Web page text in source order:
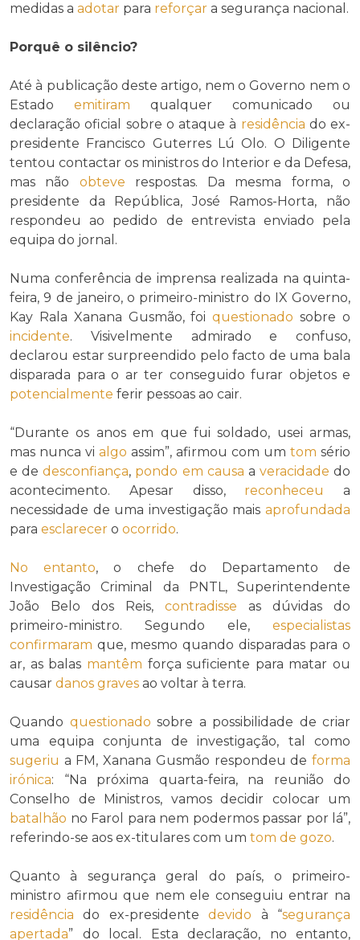
medidas a adotar para reforçar a segurança nacional.
Porquê o silêncio?
Até à publicação deste artigo, nem o Governo nem o
Estado emitiram qualquer comunicado ou
declaração oficial sobre o ataque à residência do ex-
presidente Francisco Guterres Lú Olo. O Diligente
tentou contactar os ministros do Interior e da Defesa,
mas não obteve respostas. Da mesma forma, o
presidente da República, José Ramos-Horta, não
respondeu ao pedido de entrevista enviado pela
equipa do jornal.
Numa conferência de imprensa realizada na quinta-
feira, 9 de janeiro, o primeiro-ministro do IX Governo,
Kay Rala Xanana Gusmão, foiquestionado sobre o
incidente. Visivelmente admirado e confuso,
declarou estar surpreendido pelo facto de uma bala
disparada para o ar ter conseguido furar objetos e
potencialmente ferir pessoas ao cair.
“Durante os anos em que fui soldado, usei armas,
mas nunca vi algo assim”, afirmou com um tom sério
e dedesconfiança, pondo em causa a veracidade do
acontecimento. Apesar disso, reconheceu
a
necessidade de uma investigação mais aprofundada
para esclarecer o ocorrido.
No entanto, o chefe do Departamento de
Investigação Criminal da PNTL, Superintendente
João Belo dos Reis, contradisse as dúvidas do
primeiro-ministro. Segundo ele, especialistas
confirmaram que, mesmo quando disparadas para o
ar, as balas mantêm força suficiente para matar ou
causar danos graves ao voltar à terra.
Quando questionado sobre a possibilidade de criar
uma equipa conjunta de investigação, tal como
sugeriu a FM, Xanana Gusmão respondeu de forma
irónica: “Na próxima quarta-feira, na reunião do
Conselho de Ministros, vamos decidir colocar um
batalhão no Farol para nem podermos passar por lá”,
referindo-se aos ex-titulares com um tom de gozo.
Quanto à segurança geral do país, o primeiro-
ministro afirmou que nem ele conseguiu entrar na
residência do ex-presidentedevido à “segurança
apertada” do local. Esta declaração, no entanto,